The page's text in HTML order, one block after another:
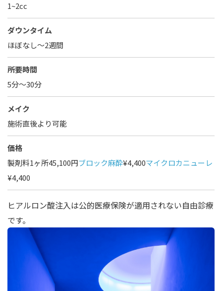
1~2cc
ダウンタイム
ほぼなし〜2週間
所要時間
5分～30分
メイク
施術直後より可能
価格
製剤料1ヶ所45,100円ブロック麻酔¥4,400マイクロカニューレ
¥4,400
ヒアルロン酸注入は公的医療保険が適用されない自由診療
です。